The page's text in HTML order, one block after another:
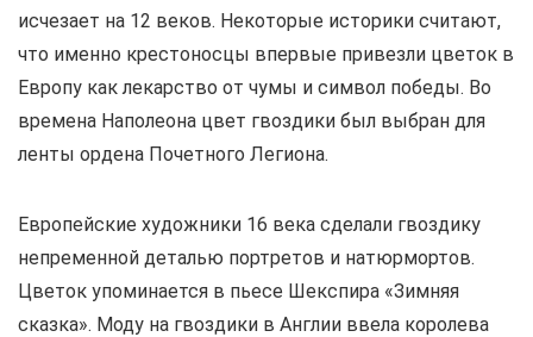
исчезает на 12 веков. Некоторые историки считают,
что именно крестоносцы впервые привезли цветок в
Европу как лекарство от чумы и символ победы. Во
времена Наполеона цвет гвоздики был выбран для
ленты ордена Почетного Легиона.
Европейские художники 16 века сделали гвоздику
непременной деталью портретов и натюрмортов.
Цветок упоминается в пьесе Шекспира «Зимняя
сказка». Моду на гвоздики в Англии ввела королева